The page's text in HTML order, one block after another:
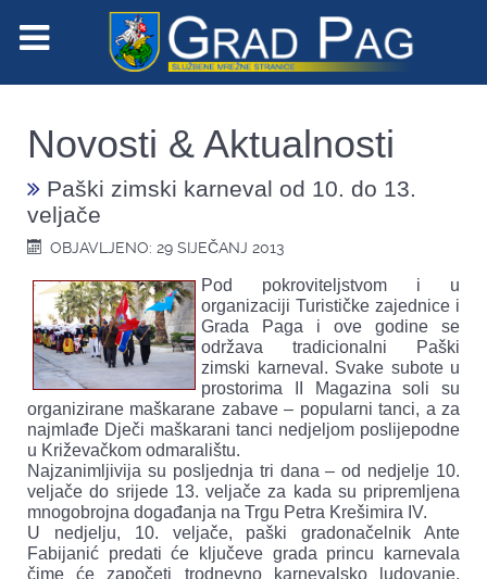
Novosti & Aktualnosti
Paški zimski karneval od 10. do 13.
veljače
OBJAVLJENO: 29 SIJEČANJ 2013
Pod pokroviteljstvom i u
organizaciji Turističke zajednice i
Grada Paga i ove godine se
održava tradicionalni Paški
zimski karneval. Svake subote u
prostorima II Magazina soli su
organizirane maškarane zabave – popularni tanci, a za
najmlađe Dječi maškarani tanci nedjeljom poslijepodne
u Križevačkom odmaralištu.
Najzanimljivija su posljednja tri dana – od nedjelje 10.
veljače do srijede 13. veljače za kada su pripremljena
mnogobrojna događanja na Trgu Petra Krešimira IV.
U nedjelju, 10. veljače, paški gradonačelnik Ante
Fabijanić predati će ključeve grada princu karnevala
čime će započeti trodnevno karnevalsko ludovanje.